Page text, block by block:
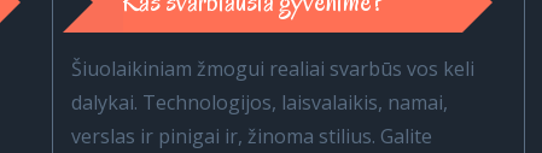
Šiuolaikiniam žmogui realiai svarbūs vos keli
dalykai. Technologijos, laisvalaikis, namai,
verslas ir pinigai ir, žinoma stilius. Galite